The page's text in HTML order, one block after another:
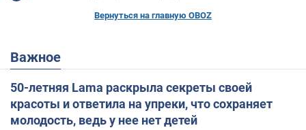
Вернуться на главную OBOZ
Важное
50-летняя Lama раскрыла секреты своей
красоты и ответила на упреки, что сохраняет
молодость, ведь у нее нет детей